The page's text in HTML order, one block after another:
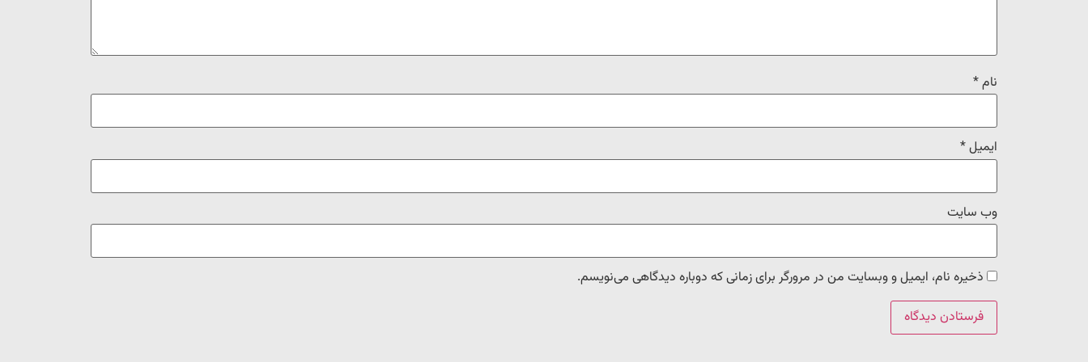
نام*
ایمیل*
وب‌ سایت
ذخیره نام، ایمیل و وبسایت من در مرورگر برای زمانی که دوباره دیدگاهی می‌نویسم.